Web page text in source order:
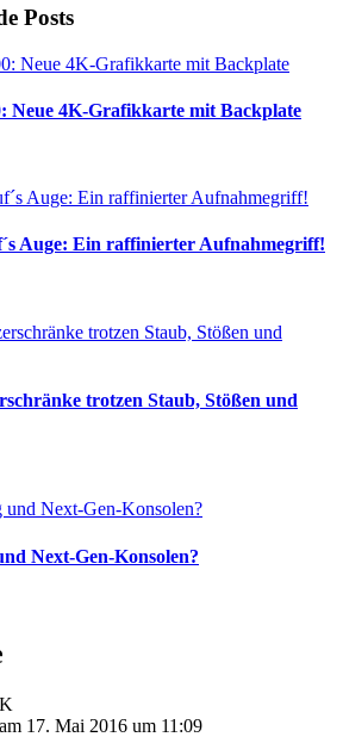
Posts
Neue 4K-Grafikkarte mit Backplate
Auge: Ein raffinierter Aufnahmegriff!
trotzen Staub, Stößen und
Next-Gen-Konsolen?
am 17. Mai 2016 um 11:09